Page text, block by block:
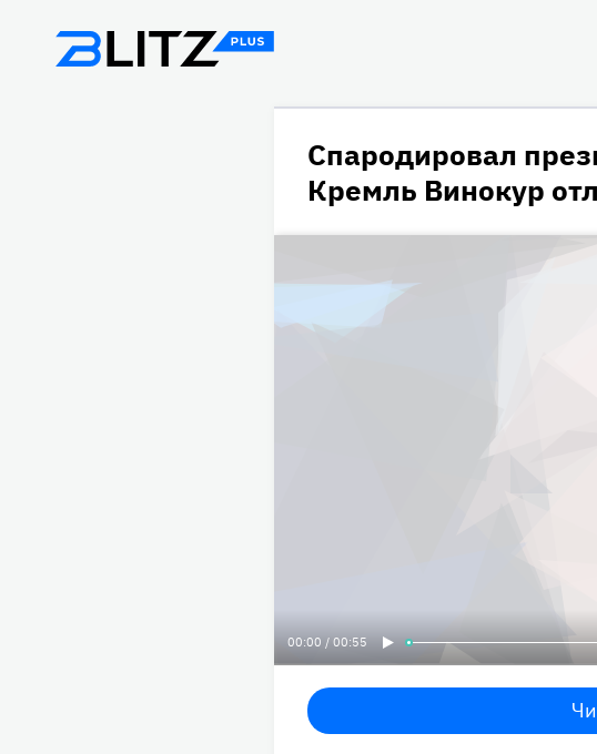
Спародировал
Кремль Винокур
00:00 / 00:55